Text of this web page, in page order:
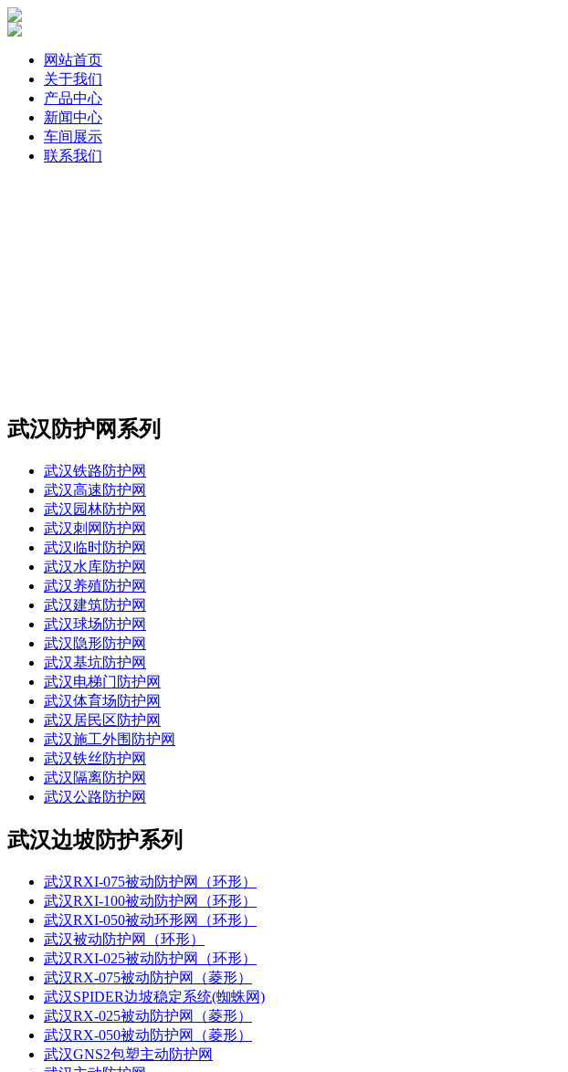
网站首页
关于我们
产品中心
新闻中心
车间展示
联系我们
武汉防护网系列
武汉铁路防护网
武汉高速防护网
武汉园林防护网
武汉刺网防护网
武汉临时防护网
武汉水库防护网
武汉养殖防护网
武汉建筑防护网
武汉球场防护网
武汉隐形防护网
武汉基坑防护网
武汉电梯门防护网
武汉体育场防护网
武汉居民区防护网
武汉施工外围防护网
武汉铁丝防护网
武汉隔离防护网
武汉公路防护网
武汉边坡防护系列
武汉RXI-075被动防护网（环形）
武汉RXI-100被动防护网（环形）
武汉RXI-050被动环形网（环形）
武汉被动防护网（环形）
武汉RXI-025被动防护网（环形）
武汉RX-075被动防护网（菱形）
武汉SPIDER边坡稳定系统(蜘蛛网)
武汉RX-025被动防护网（菱形）
武汉RX-050被动防护网（菱形）
武汉GNS2包塑主动防护网